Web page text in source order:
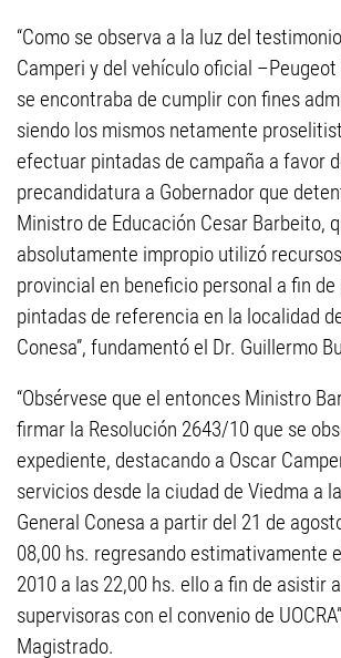
“Como se observa a la luz del
Camperi y del vehículo oficial
se encontraba de cumplir con fines
siendo los mismos netamente
efectuar pintadas de campaña a favor
precandidatura a Gobernador que
Ministro de Educación Cesar Barbeito,
absolutamente impropio utilizó
provincial en beneficio personal a fin
pintadas de referencia en la localidad
Conesa”, fundamentó el Dr. Guillermo
“Obsérvese que el entonces Ministro
firmar la Resolución 2643/10 que se
expediente, destacando a Oscar
servicios desde la ciudad de Viedma a
General Conesa a partir del 21 de
08,00 hs. regresando estimativamente
2010 a las 22,00 hs. ello a fin de asistir
supervisoras con el convenio de
Magistrado.